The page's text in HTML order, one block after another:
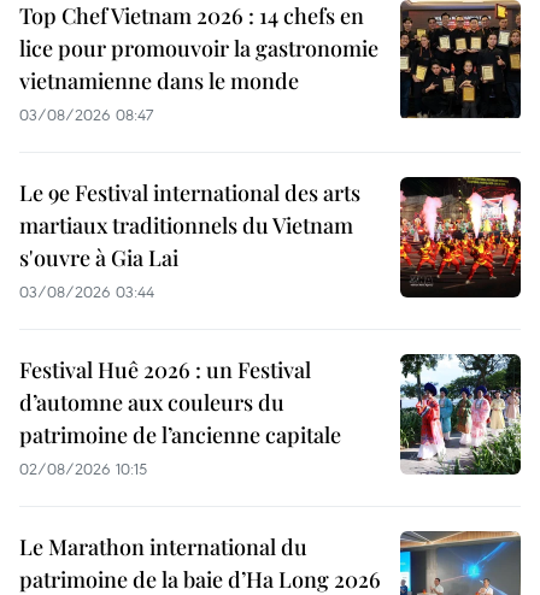
Top Chef Vietnam 2026 : 14 chefs en
lice pour promouvoir la gastronomie
vietnamienne dans le monde
03/08/2026 08:47
Le 9e Festival international des arts
martiaux traditionnels du Vietnam
s'ouvre à Gia Lai
03/08/2026 03:44
Festival Huê 2026 : un Festival
d’automne aux couleurs du
patrimoine de l’ancienne capitale
02/08/2026 10:15
Le Marathon international du
patrimoine de la baie d’Ha Long 2026